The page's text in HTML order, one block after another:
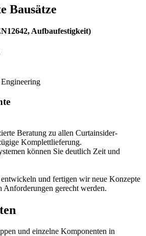
Bausätze
Aufbaufestigkeit)
Beratung zu allen Curtainsider-
Komplettlieferung.
können Sie deutlich Zeit und
und fertigen wir neue Konzepte
Anforderungen gerecht werden.
und einzelne Komponenten in